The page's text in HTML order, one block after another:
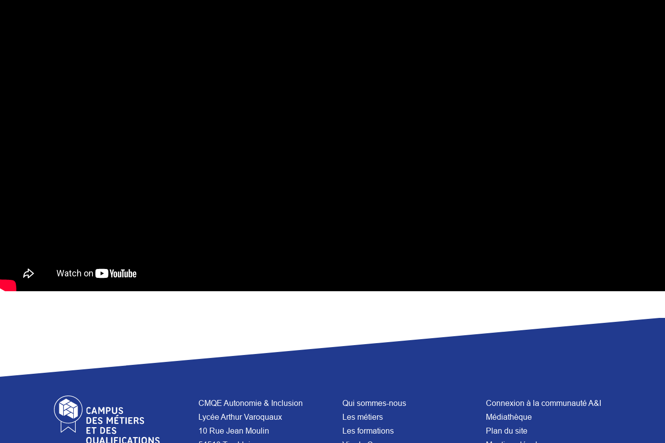
CMQE Autonomie & Inclusion
Lycée Arthur Varoquaux
10 Rue Jean Moulin
Qui sommes-nous
Les métiers
Les formations
Connexion à la communauté A&I
Médiathèque
Plan du site